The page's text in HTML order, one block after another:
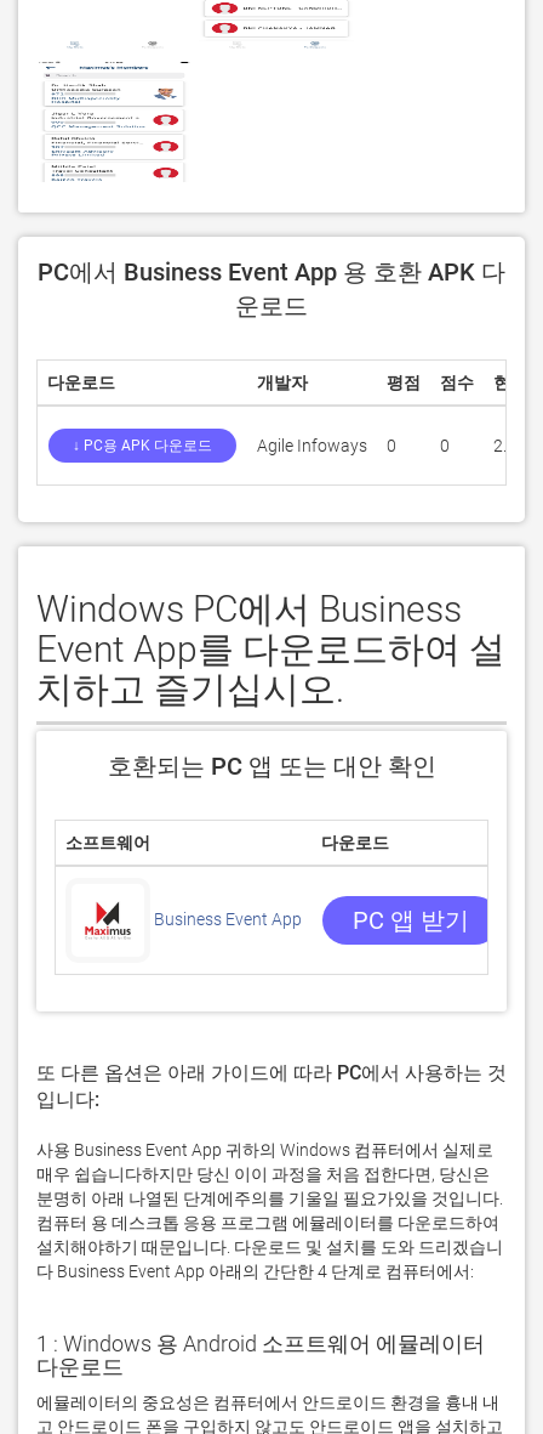
PC에서 Business Event App 용 호환 APK 다
운로드
다운로드 개발자 평점 점수 현재
↓ PC용 APK 다운로드 Agile Infoways 0 0 2.7
Windows PC에서 Business
Event App를 다운로드하여 설
치하고 즐기십시오.
호환되는 PC 앱 또는 대안 확인
소프트웨어 다운로드
Business Event App PC 앱 받기
또 다른 옵션은 아래 가이드에 따라 PC에서 사용하는 것
입니다:
사용 Business Event App 귀하의 Windows 컴퓨터에서 실제로
매우 쉽습니다하지만 당신 이이 과정을 처음 접한다면, 당신은
분명히 아래 나열된 단계에주의를 기울일 필요가있을 것입니다.
컴퓨터 용 데스크톱 응용 프로그램 에뮬레이터를 다운로드하여
설치해야하기 때문입니다. 다운로드 및 설치를 도와 드리겠습니
다 Business Event App 아래의 간단한 4 단계로 컴퓨터에서:
1 : Windows 용 Android 소프트웨어 에뮬레이터
다운로드
에뮬레이터의 중요성은 컴퓨터에서 안드로이드 환경을 흉내 내
고 안드로이드 폰을 구입하지 않고도 안드로이드 앱을 설치하고